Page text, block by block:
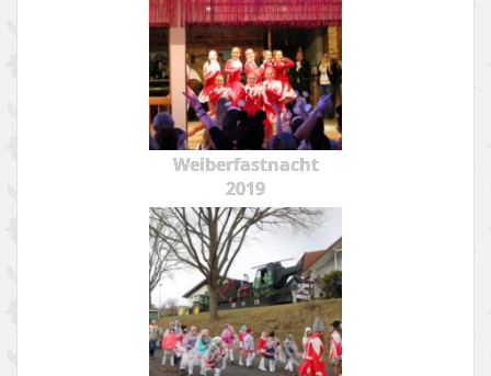
Weiberfastnacht
2019